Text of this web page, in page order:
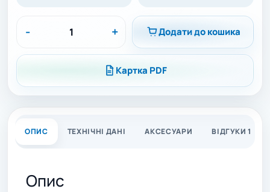
- + Додати до кошика
Картка PDF
ОПИС ТЕХНІЧНІ ДАНІ АКСЕСУАРИ ВІДГУКИ 1
Опис